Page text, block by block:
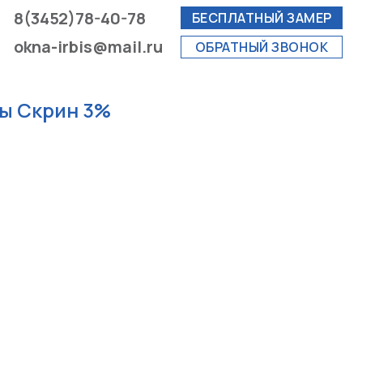
8(3452)78-40-78
okna-irbis@mail.ru
БЕСПЛАТНЫЙ ЗАМЕР
ОБРАТНЫЙ ЗВОНОК
Скрин 3%